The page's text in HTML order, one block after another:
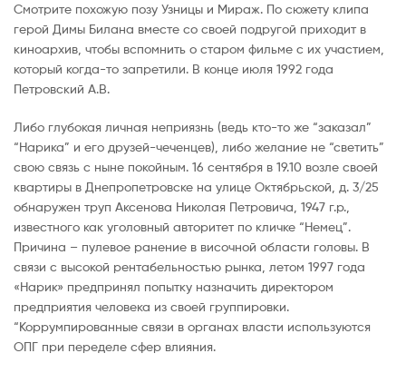
Смотрите похожую позу Узницы и Мираж. По сюжету клипа
герой Димы Билана вместе со своей подругой приходит в
киноархив, чтобы вспомнить о старом фильме с их участием,
который когда-то запретили. В конце июля 1992 года
Петровский А.В.
Либо глубокая личная неприязнь (ведь кто-то же “заказал”
“Нарика” и его друзей-чеченцев), либо желание не “светить”
свою связь с ныне покойным. 16 сентября в 19.10 возле своей
квартиры в Днепропетровске на улице Октябрьской, д. 3/25
обнаружен труп Аксенова Николая Петровича, 1947 г.р.,
известного как уголовный авторитет по кличке “Немец”.
Причина – пулевое ранение в височной области головы. В
связи с высокой рентабельностью рынка, летом 1997 года
«Нарик» предпринял попытку назначить директором
предприятия человека из своей группировки.
“Коррумпированные связи в органах власти используются
ОПГ при переделе сфер влияния.